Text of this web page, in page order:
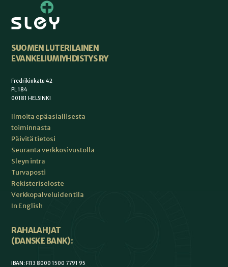
SUOMEN LUTERILAINEN
EVANKELIUMIYHDISTYS RY
Fredrikinkatu 42
PL 184
00181 HELSINKI
Ilmoita epäasiallisesta
toiminnasta
Päivitä tietosi
Seuranta verkkosivustolla
Sleyn intra
Turvaposti
Rekisteriseloste
Verkkopalveluiden tila
In English
RAHALAHJAT
(DANSKE BANK):
IBAN: FI13 8000 1500 7791 95